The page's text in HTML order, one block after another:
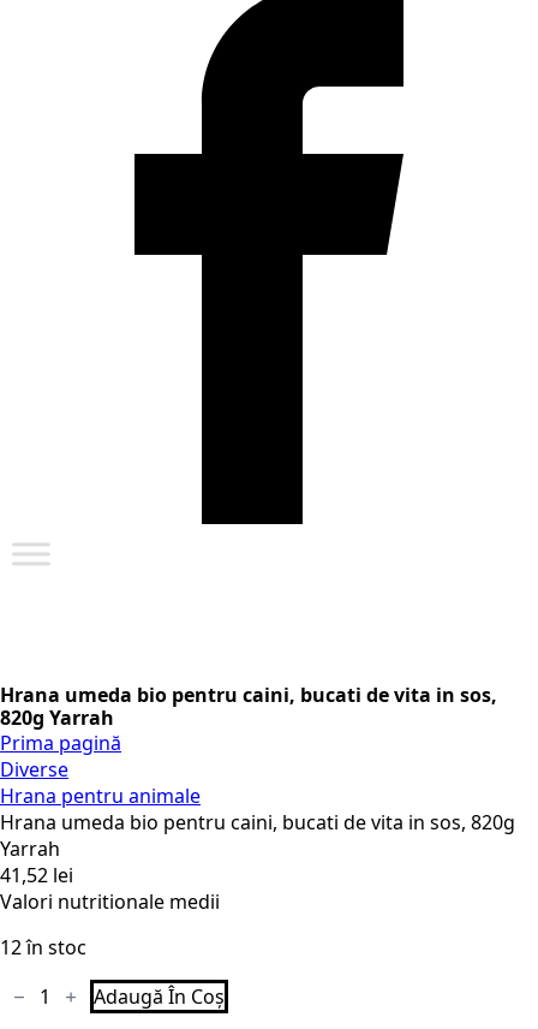
Hrana umeda bio pentru caini, bucati de vita in sos,
820g Yarrah
Prima pagină
Diverse
Hrana pentru animale
Hrana umeda bio pentru caini, bucati de vita in sos, 820g
Yarrah
41,52 lei
Valori nutritionale medii
12 în stoc
Cantitate
Hrana
Adaugă În Coș